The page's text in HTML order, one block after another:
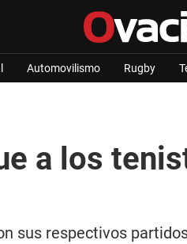
Automovilismo Rugby
a los
sus respectivos